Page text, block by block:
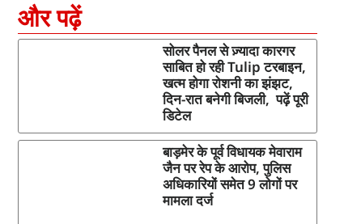
और पढ़ें
सोलर पैनल से ज़्यादा कारगर
साबित हो रही Tulip टरबाइन,
खत्म होगा रोशनी का झंझट,
दिन-रात बनेगी बिजली, पढ़ें पूरी
डिटेल
बाड़मेर के पूर्व विधायक मेवाराम
जैन पर रेप के आरोप, पुलिस
अधिकारियों समेत 9 लोगों पर
मामला दर्ज